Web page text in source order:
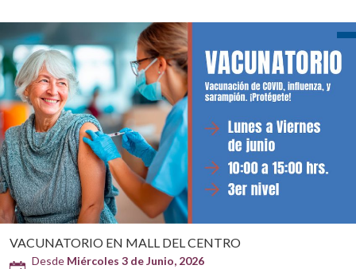
VACUNATORIO EN MALL DEL CENTRO
Desde Miércoles 3 de Junio, 2026